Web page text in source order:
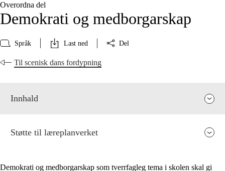
Overordna del
Demokrati og medborgarskap
Språk Last ned Del
Til scenisk dans fordypning
Innhald
Støtte til læreplanverket
Demokrati og medborgarskap som tverrfagleg tema i skolen skal gi